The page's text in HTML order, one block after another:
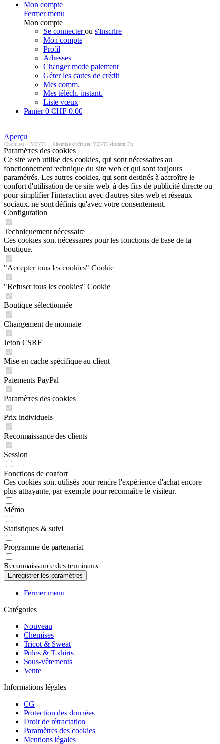
Mon compte
Fermer menu
Mon compte
Se connecterou s'inscrire
Mon compte
Profil
Adresses
Changer mode paiement
Gérer les cartes de crédit
Mes comm.
Mes téléch. instant.
Liste vœux
Panier0 CHF 0.00
Aperçu
Chemises VENTI Chemise d'affaires VENTI Modern Fit
Paramètres des cookies
Ce site web utilise des cookies, qui sont nécessaires au
fonctionnement technique du site web et qui sont toujours
paramétrés. Les autres cookies, qui sont destinés à accroître le
confort d'utilisation de ce site web, à des fins de publicité directe ou
pour simplifier l'interaction avec d'autres sites web et réseaux
sociaux, ne sont définis qu'avec votre consentement.
Configuration
Techniquement nécessaire
Ces cookies sont nécessaires pour les fonctions de base de la
boutique.
"Accepter tous les cookies" Cookie
"Refuser tous les cookies" Cookie
Boutique sélectionnée
Changement de monnaie
Jeton CSRF
Mise en cache spécifique au client
Paiements PayPal
Paramètres des cookies
Prix individuels
Reconnaissance des clients
Session
Fonctions de confort
Ces cookies sont utilisés pour rendre l'expérience d'achat encore
plus attrayante, par exemple pour reconnaître le visiteur.
Mémo
Statistiques & suivi
Programme de partenariat
Reconnaissance des terminaux
Fermer menu
Catégories
Nouveau
Chemises
Tricot & Sweat
Polos & T-shirts
Sous-vêtements
Vente
Informations légales
CG
Protection des données
Droit de rétractation
Paramètres des cookies
Mentions légales